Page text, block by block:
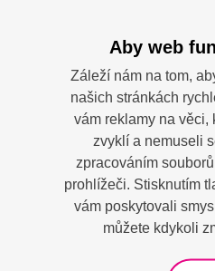
Máte
Kontaktujte nás
Aby web
Záleží nám na tom,
našich stránkách
vám reklamy na věci,
zvyklí a nemuseli
zpracováním
prohlížeči. Stisknutím
vám poskytovali
můžete kdykoli